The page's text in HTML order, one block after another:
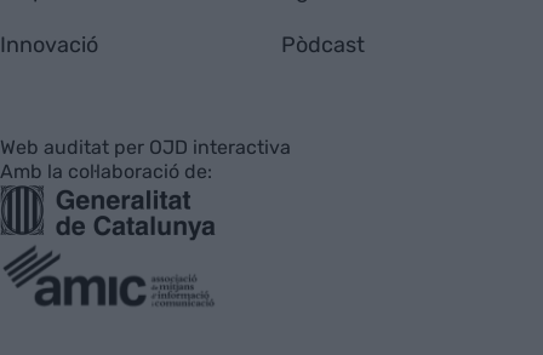
Innovació Pòdcast
Web auditat per OJD interactiva
Amb la col·laboració de: